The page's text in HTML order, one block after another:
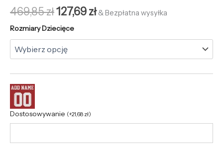
469,85zł127,69zł & Bezpłatna wysyłka
Rozmiary Dziecięce
Dostosowywanie (+21,68 zł)